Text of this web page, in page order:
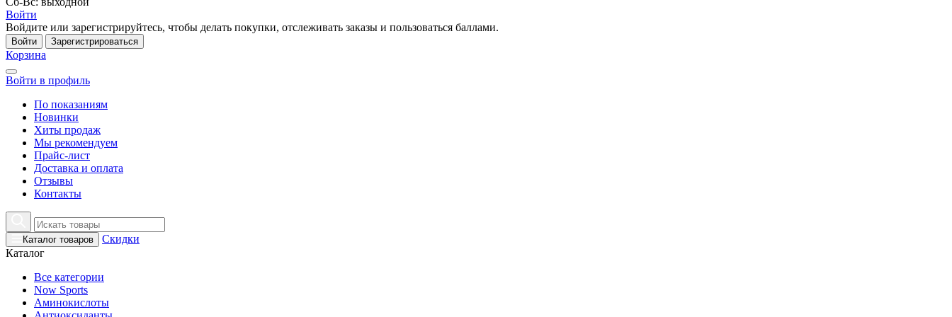
Войти
Войдите или зарегистрируйтесь, чтобы делать покупки, отслеживать заказы и пользоваться баллами.
Войти Зарегистрироваться
Корзина
Войти в профиль
По показаниям
Новинки
Хиты продаж
Мы рекомендуем
Прайс-лист
Доставка и оплата
Отзывы
Контакты
Каталог товаров
Скидки
Каталог
Все категории
Now Sports
Аминокислоты